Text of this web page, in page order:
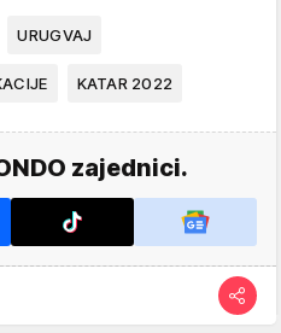
URUGVAJ
KATAR 2022
zajednici.